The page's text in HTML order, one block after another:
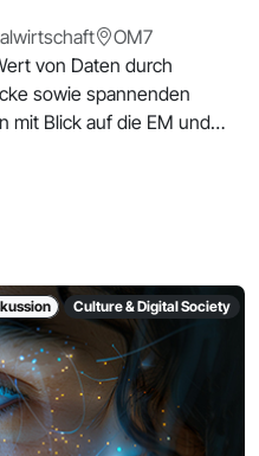
OM7
von Daten durch
sowie spannenden
mit Blick auf die EM und
Culture & Digital Society